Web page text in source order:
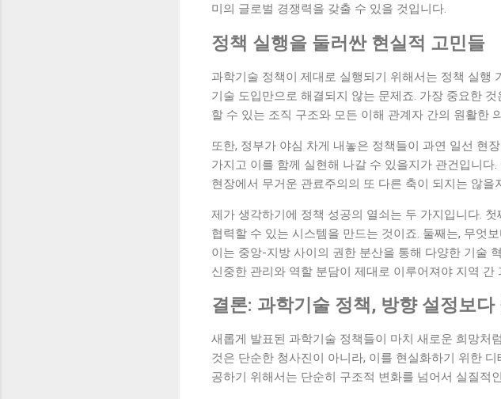
미의 글로벌 경쟁력을 갖출 수 있을 것입니다.
정책 실행을 둘러싼 현실적 고민들
과학기술 정책이 제대로 실행되기 위해서는 정책 실행
기술 도입만으로 해결되지 않는 문제죠. 가장 중요한
할 수 있는 조직 구조와 모든 이해 관계자 간의 원활한
또한, 정부가 야심 차게 내놓은 정책들이 과연 일선 현
가지고 이를 함께 실현해 나갈 수 있을지가 관건입니
현장에서 무거운 관료주의의 또 다른 축이 되지는 않을
제가 생각하기에 정책 성공의 열쇠는 두 가지입니다.
협력할 수 있는 시스템을 만드는 것이죠. 둘째는, 무엇
이는 중앙-지방 사이의 권한 분산을 통해 다양한 기술
신중한 관리와 역할 분담이 제대로 이루어져야 지역
결론: 과학기술 정책, 방향 설정보다
새롭게 발표된 과학기술 정책들이 마치 새로운 희망처
것은 단순한 청사진이 아니라, 이를 현실화하기 위한
공하기 위해서는 단순히 구조적 변화를 넘어서 실질적